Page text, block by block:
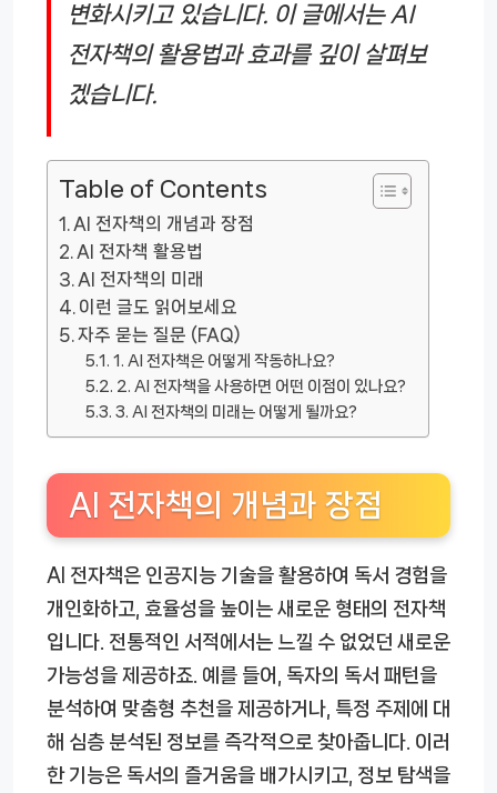
변화시키고 있습니다. 이 글에서는 AI
전자책의 활용법과 효과를 깊이 살펴보
겠습니다.
Table of Contents
AI 전자책의 개념과 장점
AI 전자책 활용법
AI 전자책의 미래
이런 글도 읽어보세요
자주 묻는 질문 (FAQ)
1. AI 전자책은 어떻게 작동하나요?
2. AI 전자책을 사용하면 어떤 이점이 있나요?
3. AI 전자책의 미래는 어떻게 될까요?
AI 전자책의 개념과 장점
AI 전자책은 인공지능 기술을 활용하여 독서 경험을
개인화하고, 효율성을 높이는 새로운 형태의 전자책
입니다. 전통적인 서적에서는 느낄 수 없었던 새로운
가능성을 제공하죠. 예를 들어, 독자의 독서 패턴을
분석하여 맞춤형 추천을 제공하거나, 특정 주제에 대
해 심층 분석된 정보를 즉각적으로 찾아줍니다. 이러
한 기능은 독서의 즐거움을 배가시키고, 정보 탐색을